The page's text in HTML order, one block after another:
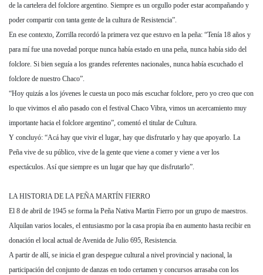
de la cartelera del folclore argentino. Siempre es un orgullo poder estar acompañando y
poder compartir con tanta gente de la cultura de Resistencia”.
En ese contexto, Zorrilla recordó la primera vez que estuvo en la peña: “Tenía 18 años y
para mí fue una novedad porque nunca había estado en una peña, nunca había sido del
folclore. Si bien seguía a los grandes referentes nacionales, nunca había escuchado el
folclore de nuestro Chaco”.
“Hoy quizás a los jóvenes le cuesta un poco más escuchar folclore, pero yo creo que con
lo que vivimos el año pasado con el festival Chaco Vibra, vimos un acercamiento muy
importante hacia el folclore argentino”, comentó el titular de Cultura.
Y concluyó: “Acá hay que vivir el lugar, hay que disfrutarlo y hay que apoyarlo. La
Peña vive de su público, vive de la gente que viene a comer y viene a ver los
espectáculos. Así que siempre es un lugar que hay que disfrutarlo”.
LA HISTORIA DE LA PEÑA MARTÍN FIERRO
El 8 de abril de 1945 se forma la Peña Nativa Martin Fierro por un grupo de maestros.
Alquilan varios locales, el entusiasmo por la casa propia iba en aumento hasta recibir en
donación el local actual de Avenida de Julio 695, Resistencia.
A partir de allí, se inicia el gran despegue cultural a nivel provincial y nacional, la
participación del conjunto de danzas en todo certamen y concursos arrasaba con los